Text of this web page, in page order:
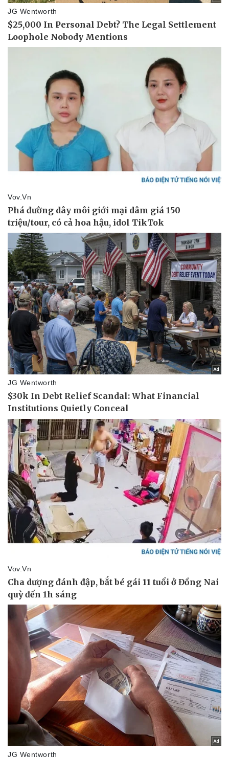
Thể thao
Bóng đá
Lịch thi đấu bóng đá
Thế giới thể thao
eSports
Hậu trường
Ô tô - Xe máy
Ô tô
Xe máy
Tư vấn